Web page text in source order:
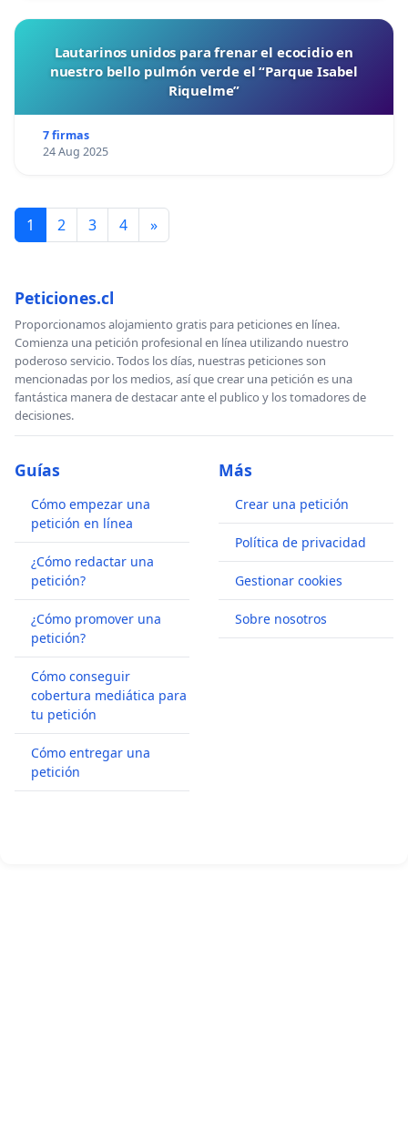
Lautarinos unidos para frenar el ecocidio en
nuestro bello pulmón verde el “Parque Isabel
Riquelme”
7 firmas
24 Aug 2025
1 2 3 4 »
Peticiones.cl
Proporcionamos alojamiento gratis para peticiones en línea.
Comienza una petición profesional en línea utilizando nuestro
poderoso servicio. Todos los días, nuestras peticiones son
mencionadas por los medios, así que crear una petición es una
fantástica manera de destacar ante el publico y los tomadores de
decisiones.
Guías
Cómo empezar una
petición en línea
¿Cómo redactar una
petición?
¿Cómo promover una
petición?
Cómo conseguir
cobertura mediática para
tu petición
Cómo entregar una
petición
Más
Crear una petición
Política de privacidad
Gestionar cookies
Sobre nosotros